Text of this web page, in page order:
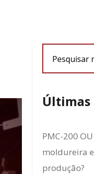
Pesquisar
Últimas
PMC-200
moldureira
produção?